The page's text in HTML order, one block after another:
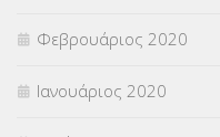
Φεβρουάριος 2020
Ιανουάριος 2020